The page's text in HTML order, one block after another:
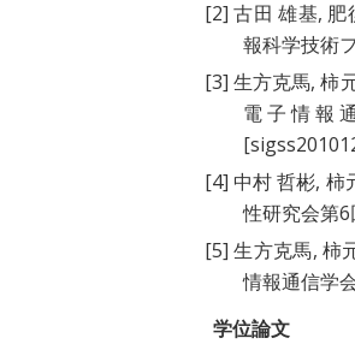
[2] 古田 雄基, 肥
報科学技術
[3] 生方克馬,柿
電子情報
[4] 中村 哲彬, 柿
性研究会第
[5] 生方克馬,柿
情報通信学
学位論文